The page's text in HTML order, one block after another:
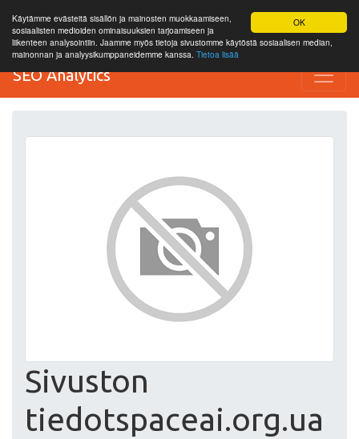
OK
Käytämme evästeitä sisällön ja mainosten muokkaamiseen,
sosiaalisten medioiden ominaisuuksien tarjoamiseen ja
liikenteen analysointiin. Jaamme myös tietoja sivustomme käytöstä sosiaalisen median,
mainonnan ja analyysikumppaneidemme kanssa. Tietoa lisää
SEO Analytics
Sivuston
tiedotspaceai.org.ua